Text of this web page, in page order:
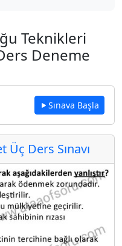
Teknikleri
Deneme
Sınava Başla
Ders Sınavı